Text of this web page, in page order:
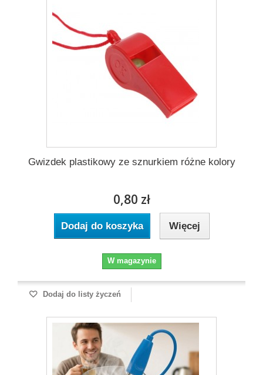
Gwizdek plastikowy ze sznurkiem różne kolory
0,80 zł
Dodaj do koszyka Więcej
W magazynie
Dodaj do listy życzeń